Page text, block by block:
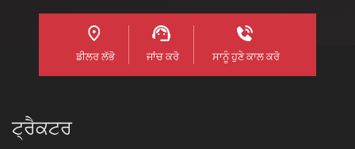
ਡੀਲਰ ਲੱਭੋ ਜਾਂਚ ਕਰੋ ਸਾਨੂੰ ਹੁਣੇ ਕਾਲ ਕਰੋ
ਟ੍ਰੈਕਟਰ